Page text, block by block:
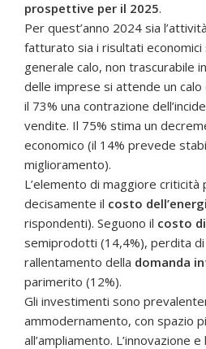
prospettive per il 2025.
Per quest’anno 2024 sia
fatturato sia i risultati
generale calo, non trascurabile
delle imprese si attende un
il 73% una contrazione
vendite. Il 75% stima un
economico (il 14% prevede
miglioramento).
L’elemento di maggiore criticità
decisamente il costo
rispondenti). Seguono il costo
semiprodotti (14,4%), perdita
rallentamento della domanda
parimerito (12%).
Gli investimenti sono
ammodernamento, con spazio
all’ampliamento. L’innovazione e